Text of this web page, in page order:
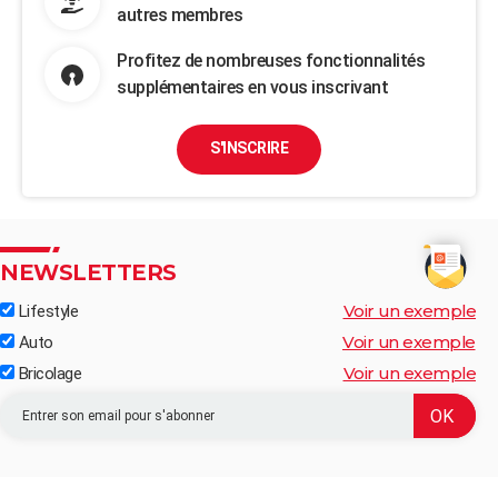
autres membres
Profitez de nombreuses fonctionnalités
supplémentaires en vous inscrivant
S'INSCRIRE
NEWSLETTERS
Lifestyle Voir un exemple
Auto Voir un exemple
Bricolage Voir un exemple